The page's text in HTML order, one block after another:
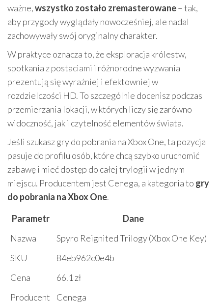
ważne,wszystko zostało zremasterowane– tak,
aby przygody wyglądały nowocześniej, ale nadal
zachowywały swój oryginalny charakter.
W praktyce oznacza to, że eksploracja królestw,
spotkania z postaciami i różnorodne wyzwania
prezentują się wyraźniej i efektowniej w
rozdzielczości HD. To szczególnie docenisz podczas
przemierzania lokacji, w których liczy się zarówno
widoczność, jak i czytelność elementów świata.
Jeśli szukasz gry do pobrania na Xbox One, ta pozycja
pasuje do profilu osób, które chcą szybko uruchomić
zabawę i mieć dostęp do całej trylogii w jednym
miejscu. Producentem jest Cenega, a kategoria to gry
do pobrania na Xbox One.
Parametr
Dane
Nazwa
Spyro Reignited Trilogy (Xbox One Key)
SKU
84eb962c0e4b
Cena
66.1 zł
Producent
Cenega